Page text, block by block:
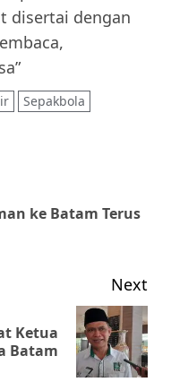
disertai dengan
Sepakbola
ke Batam Terus
Next
Ketua
Batam